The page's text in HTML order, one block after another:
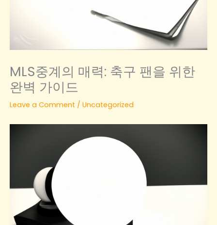
MLS중계의 매력: 축구 팬을 위한
완벽 가이드
Leave a Comment / Uncategorized